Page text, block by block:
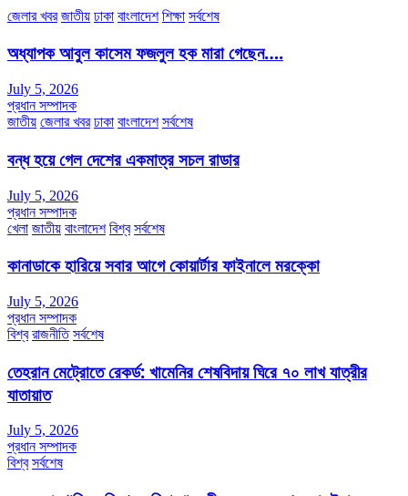
জেলার খবর জাতীয় ঢাকা বাংলাদেশ শিক্ষা সর্বশেষ
অধ্যাপক আবুল কাসেম ফজলুল হক মারা গেছেন….
July 5, 2026
প্রধান সম্পাদক
জাতীয় জেলার খবর ঢাকা বাংলাদেশ সর্বশেষ
বন্ধ হয়ে গেল দেশের একমাত্র সচল রাডার
July 5, 2026
প্রধান সম্পাদক
খেলা জাতীয় বাংলাদেশ বিশ্ব সর্বশেষ
কানাডাকে হারিয়ে সবার আগে কোয়ার্টার ফাইনালে মরক্কো
July 5, 2026
প্রধান সম্পাদক
বিশ্ব রাজনীতি সর্বশেষ
তেহরান মেট্রোতে রেকর্ড: খামেনির শেষবিদায় ঘিরে ৭০ লাখ যাত্রীর
যাতায়াত
July 5, 2026
প্রধান সম্পাদক
বিশ্ব সর্বশেষ